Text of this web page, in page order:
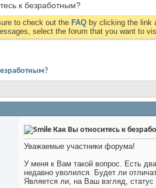
к безработным?
to check out the FAQ by clicking the link
select the forum that you want to
Как Вы относитесь к
Уважаемые участники форума!
У меня к Вам такой вопрос. Есть
недавно уволился. Будет ли
Является ли, на Ваш взгляд,